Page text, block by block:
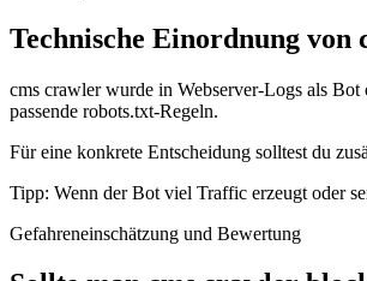
Technische Einordnung von
cms crawler wurde in Webserver-Logs als
passende robots.txt-Regeln.
Für eine konkrete Entscheidung solltest du
Tipp: Wenn der Bot viel Traffic erzeugt oder
Gefahreneinschätzung und Bewertung